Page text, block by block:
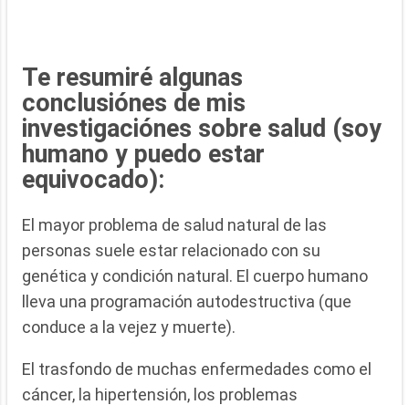
Te resumiré algunas
conclusiónes de mis
investigaciónes sobre salud (soy
humano y puedo estar
equivocado):
El mayor problema de salud natural de las
personas suele estar relacionado con su
genética y condición natural. El cuerpo humano
lleva una programación autodestructiva (que
conduce a la vejez y muerte).
El trasfondo de muchas enfermedades como el
cáncer, la hipertensión, los problemas